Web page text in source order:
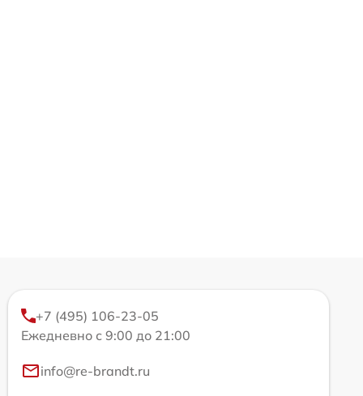
+7 (495) 106-23-05
Ежедневно с 9:00 до 21:00
info@re-brandt.ru